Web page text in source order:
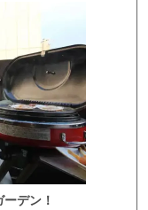
デン！